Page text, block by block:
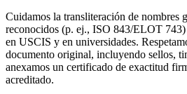
Cuidamos la transliteración de nombres
reconocidos (p. ej., ISO 843/ELOT 743)
en USCIS y en universidades.
documento original, incluyendo sellos,
anexamos un certificado de exactitud
acreditado.